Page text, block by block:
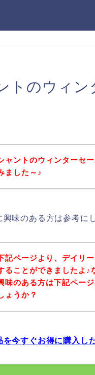
トのウィン
ャントのウィンターセ
ました～♪
味のある方は参考に
記ページより、デイリ
ることができましたよ♪
味のある方は下記ペー
ょうか？
今すぐお得に購入し